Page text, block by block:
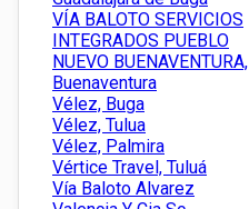
VÍA BALOTO SERVICIOS
INTEGRADOS PUEBLO
NUEVO BUENAVENTURA,
Buenaventura
Vélez, Buga
Vélez, Tulua
Vélez, Palmira
Vértice Travel, Tuluá
Vía Baloto Alvarez